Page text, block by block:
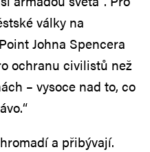
války na
Johna Spencera
ochranu civilistů než
– vysoce nad to, co
a přibývají.